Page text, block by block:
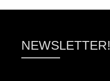
NEWSLETTER!